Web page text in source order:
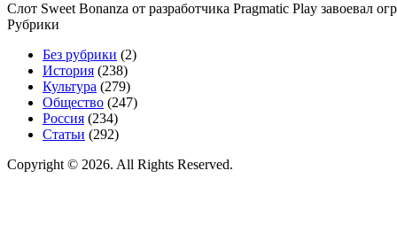
Слот Sweet Bonanza от разработчика Pragmatic Play завоевал
Рубрики
Без рубрики (2)
История (238)
Культура (279)
Общество (247)
Россия (234)
Статьи (292)
Copyright © 2026. All Rights Reserved.